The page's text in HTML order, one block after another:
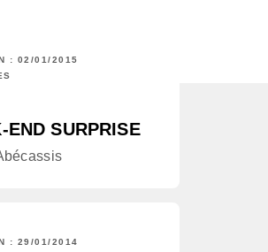
: 02/01/2015
END SURPRISE
: 29/01/2014